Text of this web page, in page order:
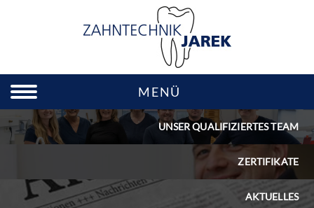
MENÜ
UNSER QUALIFIZIERTES TEAM
ZERTIFIKATE
AKTUELLES